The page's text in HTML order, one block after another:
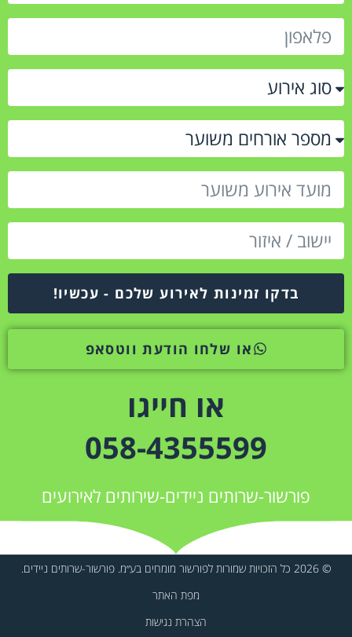
בדקו זמינות לאירוע שלכם - עכשיו!
או שלחו הודעת ווטסאפ
או חייגו
058-4355599
פורשור-שרותים ניידים-שירותים לאירועים
© 2026 כל הזכויות שמורות לפורשור מומחים בע״מ. פורשור-שרותים ניידים.
מפת האתר
הצהרת נגישות